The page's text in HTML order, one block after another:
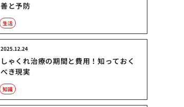
善と予防
生活
しゃくれ治療の期間と費用！知っておく
べき現実
2025.12.24
知識